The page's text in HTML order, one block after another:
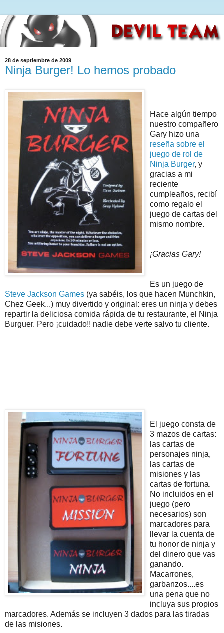
28 de septiembre de 2009
Ninja Burger! Lo hemos probado
Hace algún tiempo
nuestro compañero
Gary hizo una
reseña sobre el
juego de rol de
Ninja Burger, y
gracias a mi
reciente
cumpleaños, recibí
como regalo el
juego de cartas del
mismo nombre.
¡Gracias Gary!
Es un juego de
Steve Jackson Games (ya sabéis, los que hacen Munchkin,
Chez Geek...) muy divertido y original: eres un ninja y debes
repartir la deliciosa comida rápida de tu restaurante, el Ninja
Burguer. Pero ¡cuidado!! nadie debe verte salvo tu cliente.
El juego consta de
3 mazos de cartas:
las cartas de
personajes ninja,
las cartas de
misiones y las
cartas de fortuna.
No incluidos en el
juego (pero
necesarios) son
marcadores para
llevar la cuenta de
tu honor de ninja y
del dinero que vas
ganando.
Macarrones,
garbanzos....es
una pena que no
incluya sus propios
marcadores. Además se incluyen 3 dados para las tiradas
de las misiones.